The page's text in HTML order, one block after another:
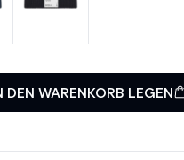
DEN WARENKORB LEGEN